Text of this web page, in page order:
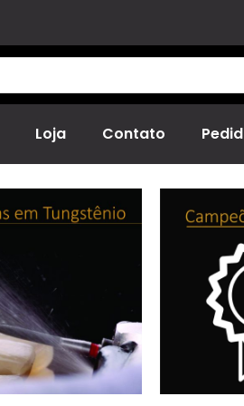
Loja Contato